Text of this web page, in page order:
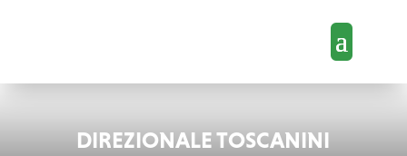
DIREZIONALE TOSCANINI